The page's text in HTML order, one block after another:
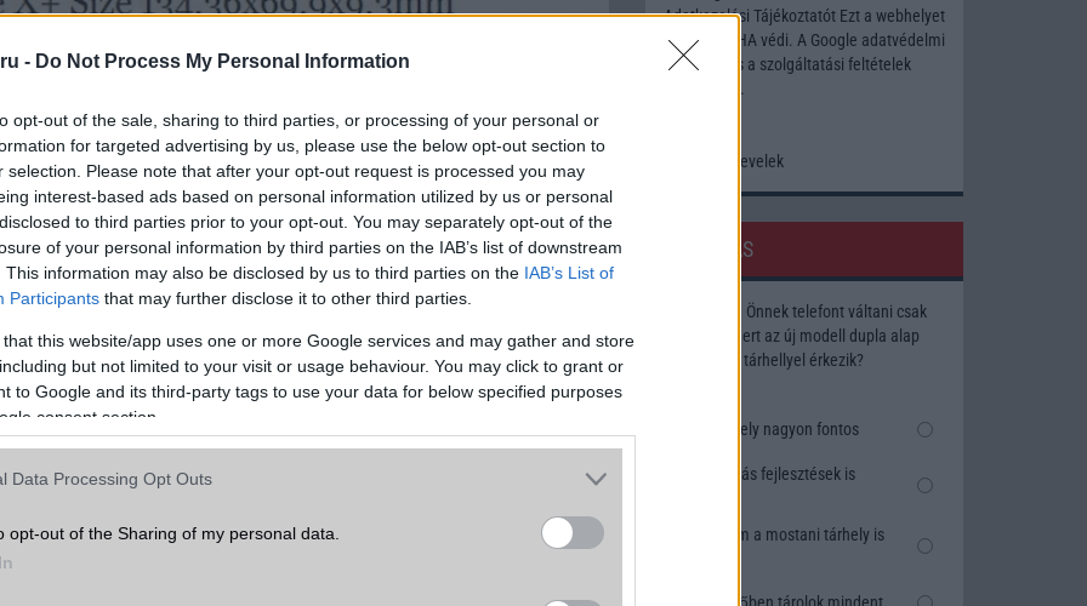
- Do Not Process My Personal Information
opt-out of the sale, sharing to third parties, or processing of your personal or
for targeted advertising by us, please use the below opt-out section to
selection. Please note that after your opt-out request is processed you may
interest-based ads based on personal information utilized by us or personal
to third parties prior to your opt-out. You may separately opt-out of the
of your personal information by third parties on the IAB’s list of downstream
This information may also be disclosed by us to third parties on the IAB’s List of
Participants that may further disclose it to other third parties.
that this website/app uses one or more Google services and may gather and store
but not limited to your visit or usage behaviour. You may click to grant or
to Google and its third-party tags to use your data for below specified purposes
consent section.
Data Processing Opt Outs
opt-out of the Sharing of my personal data.
linkek:
Adatkezelési TájékoztatótEzt a webhelyet
a reCAPTCHA védi. A Google adatvédelmi
irányelve
és a szolgáltatási feltételek
Korábbi hírlevelek
SZAVAZÁS
Megérné Önnek telefont váltani csak
azért, mert az új modell dupla alap
tárhellyel érkezik?
Igen, a tárhely nagyon fontos
Talán, ha más fejlesztések is
Nem, nekem a mostani tárhely is
Inkább felhőben tárolok mindent